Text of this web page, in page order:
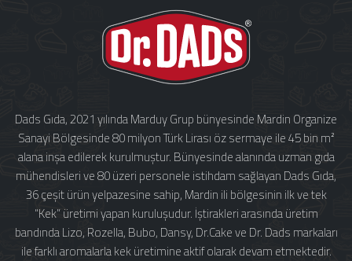
Dads Gıda, 2021 yılında Marduy Grup bünyesinde Mardin Organize
Sanayi Bölgesinde 80 milyon Türk Lirası öz sermaye ile 45 bin m²
alana inşa edilerek kurulmuştur. Bünyesinde alanında uzman gıda
mühendisleri ve 80 üzeri personele istihdam sağlayan Dads Gıda,
36 çeşit ürün yelpazesine sahip, Mardin ili bölgesinin ilk ve tek
“Kek” üretimi yapan kuruluşudur. İştirakleri arasında üretim
bandında Lizo, Rozella, Bubo, Dansy, Dr.Cake ve Dr. Dads markaları
ile farklı aromalarla kek üretimine aktif olarak devam etmektedir.